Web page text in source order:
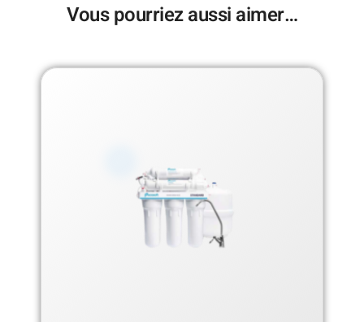
Vous pourriez aussi aimer…